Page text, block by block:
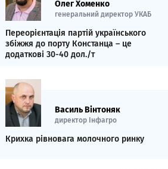
Олег Хоменко
генеральний директор УКАБ
Переорієнтація партій українського
збіжжя до порту Констанца – це
додаткові 30-40 дол./т
Василь Вінтоняк
директор Інфагро
Крихка рівновага молочного ринку